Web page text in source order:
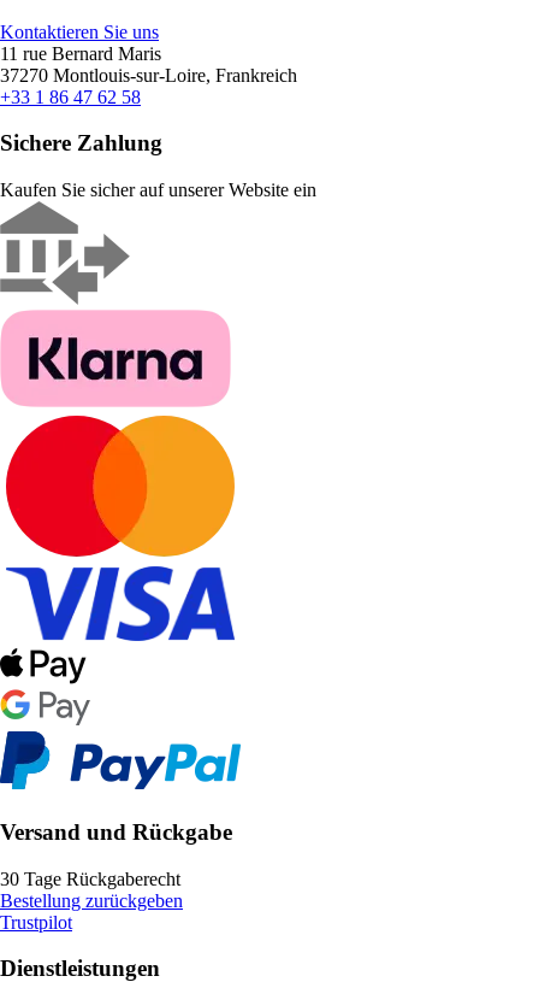
Kontaktieren Sie uns
11 rue Bernard Maris
37270 Montlouis-sur-Loire, Frankreich
+33 1 86 47 62 58
Sichere Zahlung
Kaufen Sie sicher auf unserer Website ein
Versand und Rückgabe
30 Tage Rückgaberecht
Bestellung zurückgeben
Trustpilot
Dienstleistungen